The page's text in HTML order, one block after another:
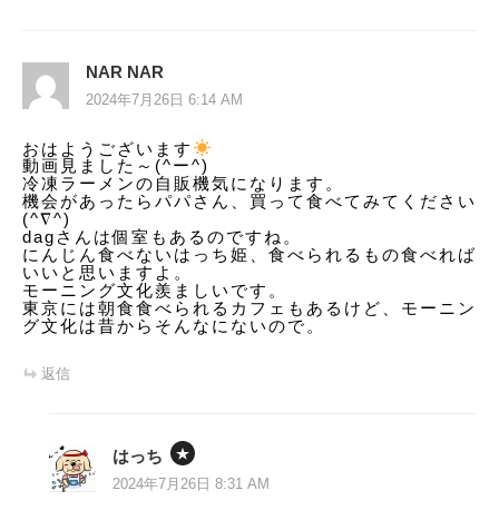
NAR NAR
2024年7月26日 6:14 AM
おはようございます
動画見ました～(^ー^)
冷凍ラーメンの自販機気になります。
機会があったらパパさん、買って食べてみてください
(^∇^)
dagさんは個室もあるのですね。
にんじん食べないはっち姫、食べられるもの食べれば
いいと思いますよ。
モーニング文化羨ましいです。
東京には朝食食べられるカフェもあるけど、モーニン
グ文化は昔からそんなにないので。
返信
はっち
2024年7月26日 8:31 AM